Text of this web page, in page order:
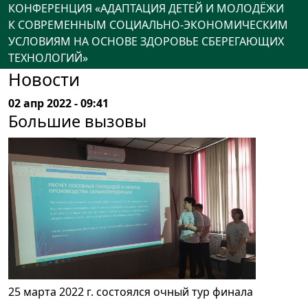
КОНФЕРЕНЦИЯ «АДАПТАЦИЯ ДЕТЕЙ И МОЛОДЁЖИ
К СОВРЕМЕННЫМ СОЦИАЛЬНО-ЭКОНОМИЧЕСКИМ
УСЛОВИЯМ НА ОСНОВЕ ЗДОРОВЬЕ СБЕРЕГАЮЩИХ
ТЕХНОЛОГИЙ»
Новости
02 апр 2022 - 09:41
Большие вызовы
25 марта 2022 г. состоялся очный тур финала